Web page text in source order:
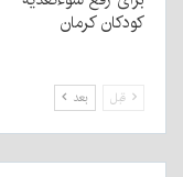
کودکان کرمان
قبل بعد